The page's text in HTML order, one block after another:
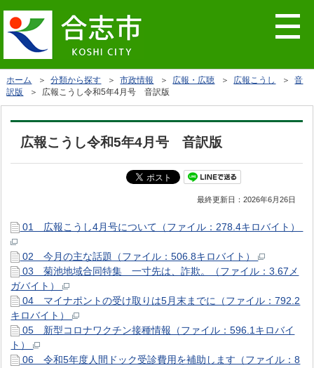
ホーム ＞分類から探す ＞市政情報 ＞ 広報・広聴 ＞ 広報こうし ＞音
訳版
＞ 広報こうし令和5年4月号 音訳版
広報こうし令和5年4月号 音訳版
最終更新日：2026年6月26日
01 広報こうし4月号について（ファイル：278.4キロバイト）
02 今月の主な話題（ファイル：506.8キロバイト）
03 菊池地域合同特集 一寸先は、詐欺。（ファイル：3.67メ
ガバイト）
04 マイナポントの受け取りは5月末までに（ファイル：792.2
キロバイト）
05 新型コロナワクチン接種情報（ファイル：596.1キロバイ
ト）
06 令和5年度人間ドック受診費用を補助します（ファイル：8